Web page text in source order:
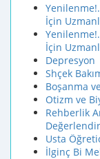
İçin
İçin
Depresyon
Shçek
Boşanma
Otizm ve
Rehberlik
Usta
İlginç Bi